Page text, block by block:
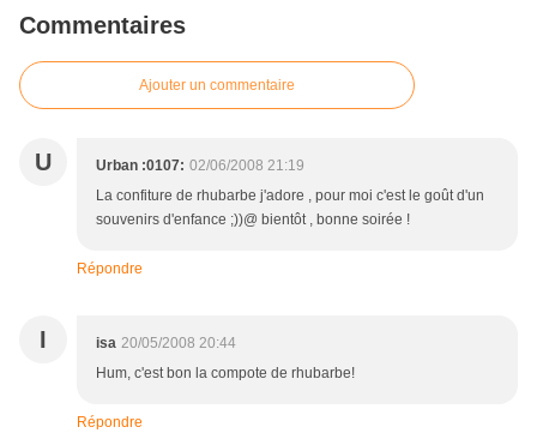
Commentaires
Ajouter un commentaire
U Urban :0107: 02/06/2008 21:19
La confiture de rhubarbe j'adore , pour moi c'est le goût d'un
souvenirs d'enfance ;))@ bientôt , bonne soirée !
Répondre
I isa 20/05/2008 20:44
Hum, c'est bon la compote de rhubarbe!
Répondre